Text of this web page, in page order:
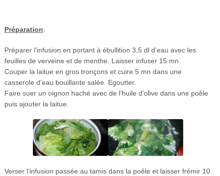
Préparation:
Préparer l’infusion en portant à ébullition 3,5 dl d’eau avec les
feuilles de verveine et de menthe. Laisser infuser 15 mn.
Couper la laitue en gros tronçons et cuire 5 mn dans une
casserole d’eau bouillante salée. Egoutter.
Faire suer un oignon haché avec de l’huile d’olive dans une poêle
puis ajouter la laitue.
Verser l’infusion passée au tamis dans la poêle et laisser frémir 10